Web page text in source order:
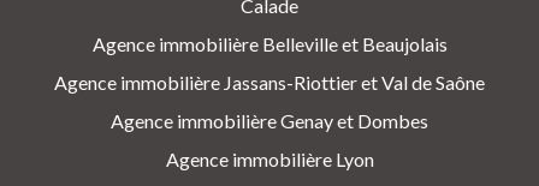
Calade
Agence immobilière Belleville et Beaujolais
Agence immobilière Jassans-Riottier et Val de Saône
Agence immobilière Genay et Dombes
Agence immobilière Lyon